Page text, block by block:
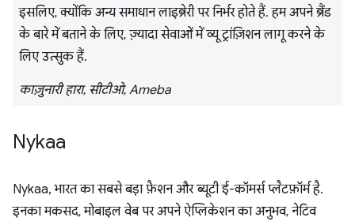
इसलिए, क्योंकि अन्य समाधान लाइब्रेरी पर निर्भर होते हैं. हम अपने ब्रैंड
के बारे में बताने के लिए, ज़्यादा सेवाओं में व्यू ट्रांज़िशन लागू करने के
लिए उत्सुक हैं.
काज़ुनारी हारा, सीटीओ, Ameba
Nykaa
Nykaa, भारत का सबसे बड़ा फ़ैशन और ब्यूटी ई-कॉमर्स प्लैटफ़ॉर्म है.
इनका मकसद, मोबाइल वेब पर अपने ऐप्लिकेशन का अनुभव, नेटिव